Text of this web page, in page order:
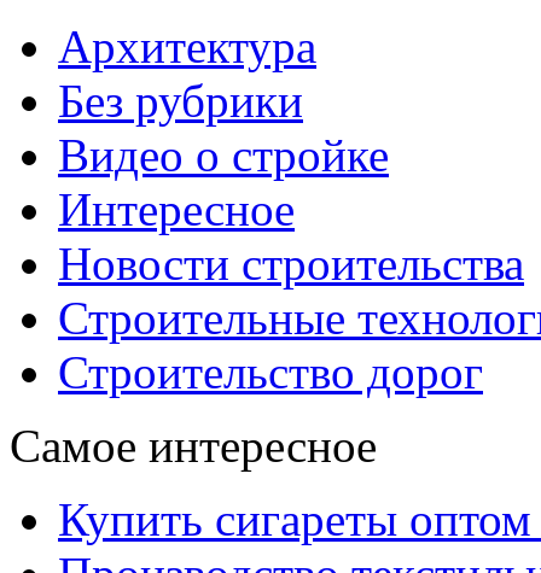
Архитектура
Без рубрики
Видео о стройке
Интересное
Новости строительства
Строительные
Строительство дорог
Самое интересное
Купить сигареты